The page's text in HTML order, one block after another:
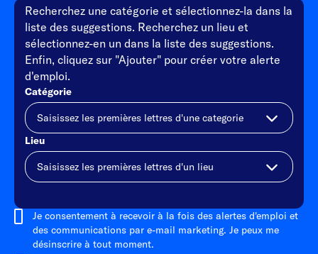
Recherchez une catégorie et sélectionnez-la dans la
liste des suggestions. Recherchez un lieu et
sélectionnez-en un dans la liste des suggestions.
Enfin, cliquez sur "Ajouter" pour créer votre alerte
d'emploi.
Catégorie
Lieu
Je consentement à recevoir à la fois des alertes d'emploi et
des communications par e-mail marketing. Je peux me
désinscrire à tout moment.